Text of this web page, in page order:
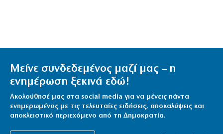
Μείνε συνδεδεμένος μαζί μας – η
ενημέρωση ξεκινά εδώ!
Ακολούθησέ μας στα social media για να μένεις πάντα
ενημερωμένος με τις τελευταίες ειδήσεις, αποκαλύψεις και
αποκλειστικό περιεχόμενο από τη Δημοκρατία.